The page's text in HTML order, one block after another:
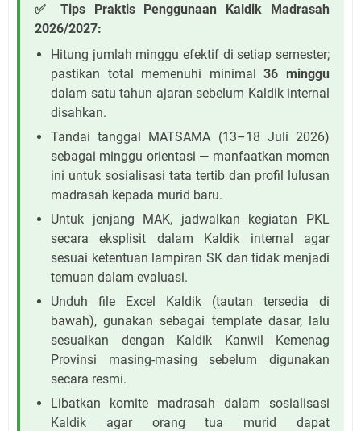
✅ Tips Praktis Penggunaan Kaldik Madrasah
2026/2027:
Hitung jumlah minggu efektif di setiap semester;
pastikan total memenuhi minimal36 minggu
dalam satu tahun ajaran sebelum Kaldik internal
disahkan.
Tandai tanggal MATSAMA (13–18 Juli 2026)
sebagai minggu orientasi — manfaatkan momen
ini untuk sosialisasi tata tertib dan profil lulusan
madrasah kepada murid baru.
Untuk jenjang MAK, jadwalkan kegiatan PKL
secara eksplisit dalam Kaldik internal agar
sesuai ketentuan lampiran SK dan tidak menjadi
temuan dalam evaluasi.
Unduh file Excel Kaldik (tautan tersedia di
bawah), gunakan sebagai template dasar, lalu
sesuaikan dengan Kaldik Kanwil Kemenag
Provinsi masing-masing sebelum digunakan
secara resmi.
Libatkan komite madrasah dalam sosialisasi
Kaldik agar orang tua murid dapat